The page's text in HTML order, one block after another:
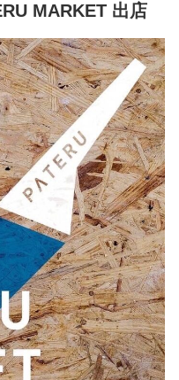
MARKET 出店